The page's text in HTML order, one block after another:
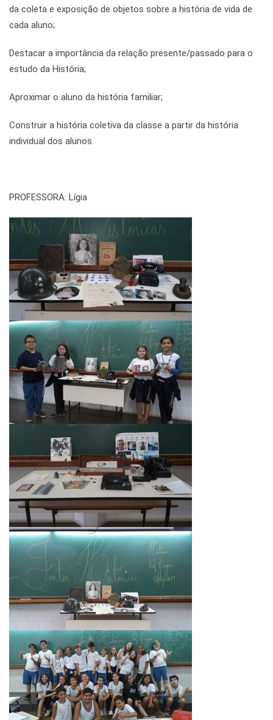
da coleta e exposição de objetos sobre a história de vida de
cada aluno;
Destacar a importância da relação presente/passado para o
estudo da História;
Aproximar o aluno da história familiar;
Construir a história coletiva da classe a partir da história
individual dos alunos.
PROFESSORA: Lígia